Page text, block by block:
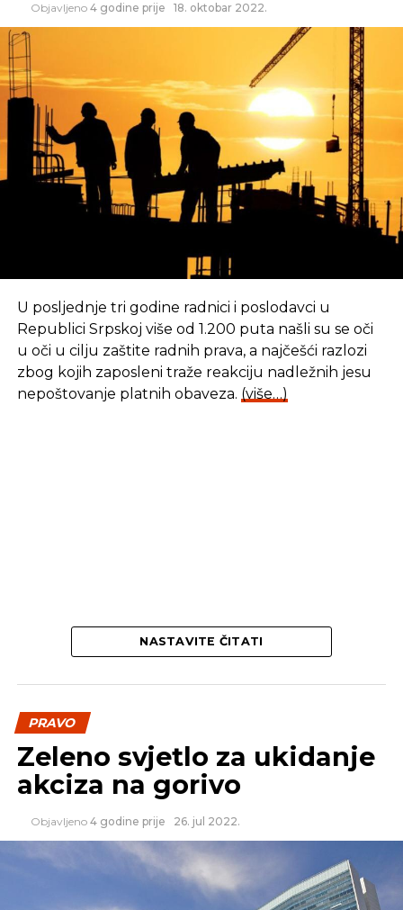
Objavljeno 4 godine prije 18. oktobar 2022.
U posljednje tri godine radnici i poslodavci u
Republici Srpskoj više od 1.200 puta našli su se oči
u oči u cilju zaštite radnih prava, a najčešći razlozi
zbog kojih zaposleni traže reakciju nadležnih jesu
nepoštovanje platnih obaveza. (više…)
NASTAVITE ČITATI
PRAVO
Zeleno svjetlo za ukidanje
akciza na gorivo
Objavljeno 4 godine prije 26. jul 2022.